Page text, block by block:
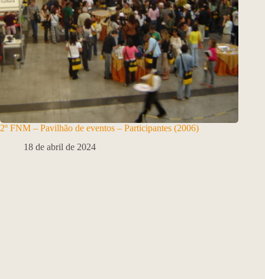
2º FNM – Pavilhão de eventos – Participantes (2006)
18 de abril de 2024